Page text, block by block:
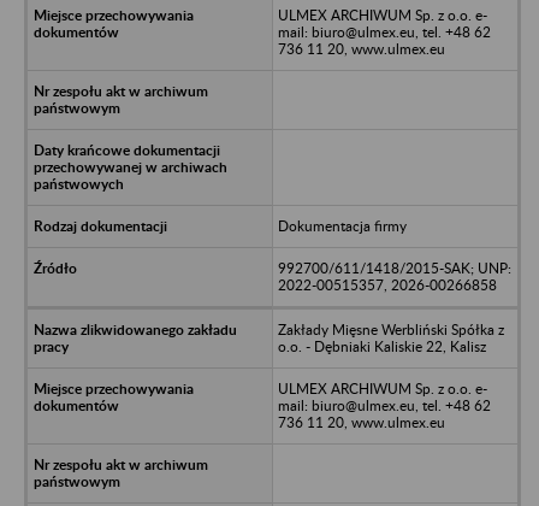
ULMEX ARCHIWUM Sp. z o.o. e-
mail: biuro@ulmex.eu, tel. +48 62
736 11 20, www.ulmex.eu
Dokumentacja firmy
992700/611/1418/2015-SAK; UNP:
2022-00515357, 2026-00266858
Zakłady Mięsne Werbliński Spółka z
o.o. - Dębniaki Kaliskie 22, Kalisz
ULMEX ARCHIWUM Sp. z o.o. e-
mail: biuro@ulmex.eu, tel. +48 62
736 11 20, www.ulmex.eu